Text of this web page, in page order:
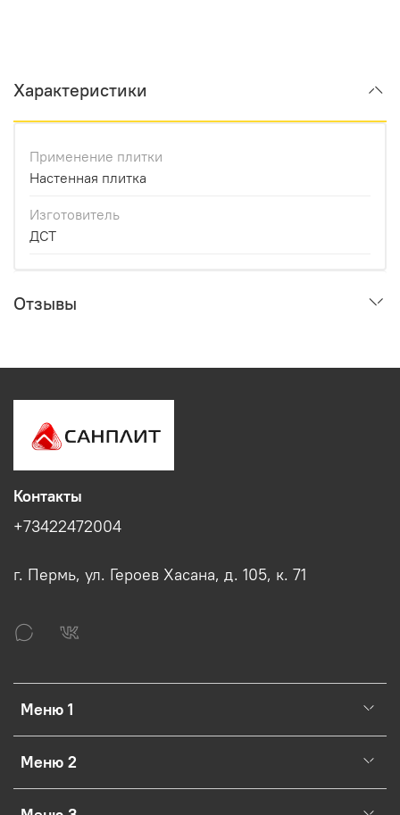
Характеристики
Применение плитки
Настенная плитка
Изготовитель
ДСТ
Отзывы
Меню 1
Меню 2
Контакты
+73422472004
г. Пермь, ул. Героев Хасана, д. 105, к. 71